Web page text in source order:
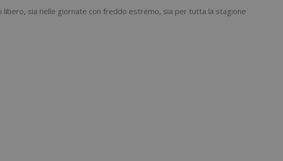
sia nelle giornate con freddo estremo, sia per tutta la stagione